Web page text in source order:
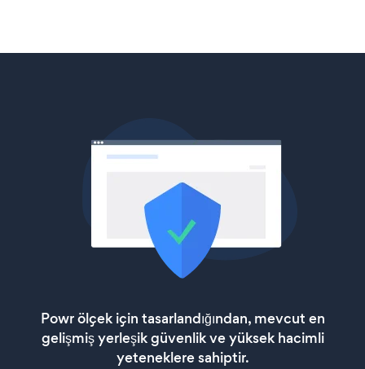
Powr ölçek için tasarlandığından, mevcut en
gelişmiş yerleşik güvenlik ve yüksek hacimli
yeteneklere sahiptir.